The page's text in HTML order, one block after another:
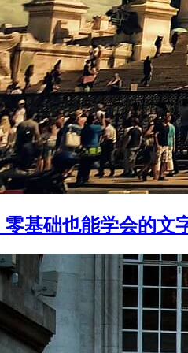
基础也能学会的文